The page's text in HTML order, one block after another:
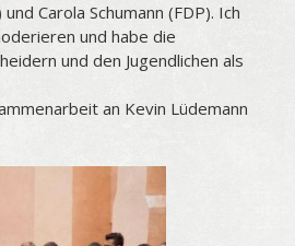
Carola Schumann (FDP). Ich
und habe die
und den Jugendlichen als
an Kevin Lüdemann